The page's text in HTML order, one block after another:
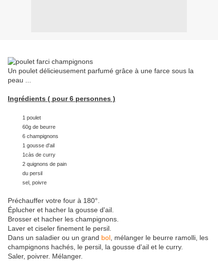
Un poulet délicieusement parfumé grâce à une farce sous la
peau ...
Ingrédients ( pour 6 personnes )
1 poulet
60g de beurre
6 champignons
1 gousse d'ail
1càs de curry
2 quignons de pain
du persil
sel, poivre
Préchauffer votre four à 180°.
Éplucher et hacher la gousse d'ail.
Brosser et hacher les champignons.
Laver et ciseler finement le persil.
Dans un saladier ou un grand bol , mélanger le beurre ramolli, les
champignons hachés, le persil, la gousse d'ail et le curry.
Saler, poivrer. Mélanger.